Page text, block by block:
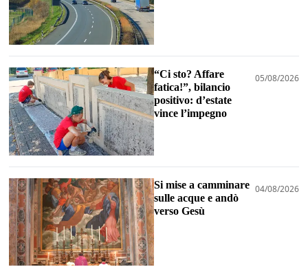
“Ci sto? Affare
fatica!”, bilancio
positivo: d’estate
vince l’impegno
05/08/2026
Si mise a camminare
sulle acque e andò
verso Gesù
04/08/2026